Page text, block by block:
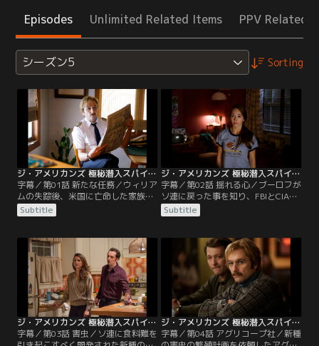
Episodes Unlimited Related Items PPV Related
シーズン5 Sorting
ジ・アメリカンズ 極秘潜入スパイ シーズン5 第01話／字幕
字幕／第01話 新たな任務／ウィリア
ムの失踪後、米国に亡命した家族を
標的に、フィリップたちは新たな任
務に就いていた。オレグはソ連に帰
な仕事に就く。ミーシャは父親のフ
ィリップを捜しに米国へ行くことを
決意、ソ連を出国する。フィリップ
からマシューと別れるように言われ
たペイジは反発を強める。
Subtitle
ジ・アメリカンズ 極秘潜入スパイ シーズン5 第02話／字幕
字幕／第02話 揺れる心／ブーロフが
ソ連に戻った事を知り、FBIとCIAは
「うまく懐柔して情報を引き出せ」
とスタンに命じるのだった。一方、
エリザベスたちは感情をコントロー
ルするすべを教える。
Subtitle
ジ・アメリカンズ 極秘潜入スパイ シーズン5 第03話／字幕
字幕／第03話 害虫／ソ連に食料難を
ジ・アメリカンズ 極秘潜入スパイ シーズン5 第04話／字幕
字幕／第04話 アグリコープ社／新種